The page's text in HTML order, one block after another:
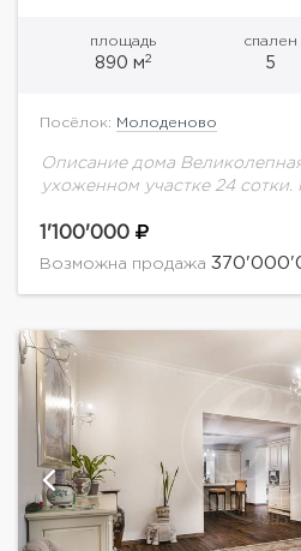
площадь
890 м2
спален
5
Посёлок: Молоденово
Описание дома
ухоженном участке 24
спальня, комната отдыха,
1'100'000
Возможна продажа